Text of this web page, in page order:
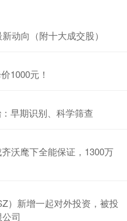
动向（附十大成交股）
1000元！
早期识别、科学筛查
沃麾下全能保证，1300万
）新增一起对外投资，被投
司